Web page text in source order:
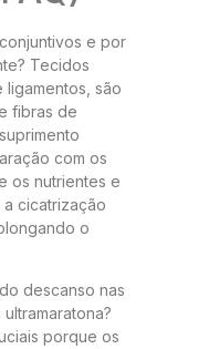
e por
Tecidos
são
fibras de
com os
os nutrientes e
cicatrização
o
descanso nas
porque os